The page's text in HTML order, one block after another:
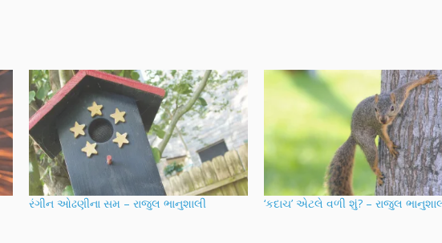
રંગીન ઓઢણીના સમ – રાજુલ ભાનુશાલી ‘કદાચ’ એટલે વળી શું? – રાજુલ